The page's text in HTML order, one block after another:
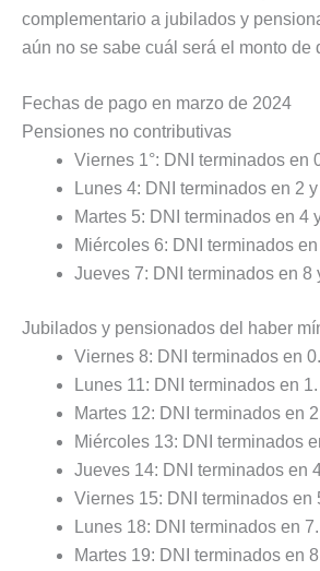
complementario a jubilados y
aún no se sabe cuál será el monto de
Fechas de pago en marzo de 2024
Pensiones no contributivas
Viernes 1°: DNI terminados en
Lunes 4: DNI terminados en 2 y
Martes 5: DNI terminados en 4
Miércoles 6: DNI terminados en
Jueves 7: DNI terminados en 8
Jubilados y pensionados del haber
Viernes 8: DNI terminados en 0.
Lunes 11: DNI terminados en 1.
Martes 12: DNI terminados en
Miércoles 13: DNI terminados
Jueves 14: DNI terminados en
Viernes 15: DNI terminados en
Lunes 18: DNI terminados en 7.
Martes 19: DNI terminados en